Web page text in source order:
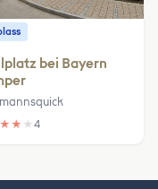
bei Bayern
★ ★ ★ 4